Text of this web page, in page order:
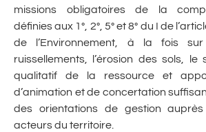
missions obligatoires de la
définies aux 1°, 2°, 5° et 8° du I de
de l’Environnement, à la fois
ruissellements, l’érosion des sols,
qualitatif de la ressource et
d’animation et de concertation
des orientations de gestion
acteurs du territoire.